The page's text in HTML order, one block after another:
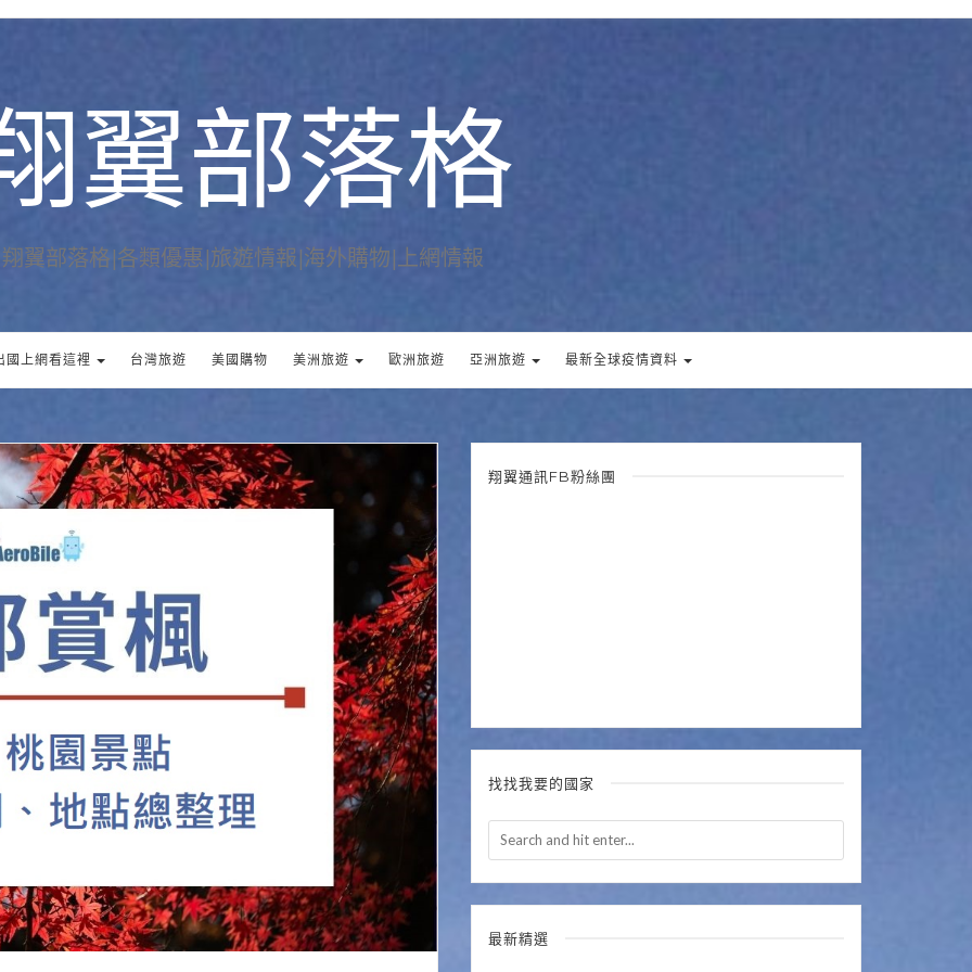
翼部落格
翔翼部落格|各類優惠|旅遊情報|海外購物|上網情報
國上網看這裡 台灣旅遊 美國購物 美洲旅遊 歐洲旅遊 亞洲旅遊 最新全球疫情資料
翔翼通訊FB粉絲團
找找我要的國家
最新精選